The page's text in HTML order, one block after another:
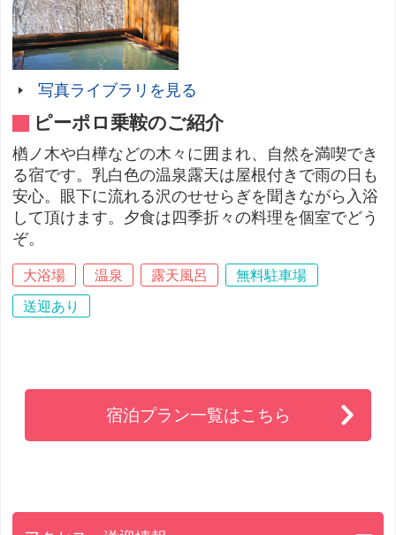
写真ライブラリを見る
ピーポロ乗鞍のご紹介
楢ノ木や白樺などの木々に囲まれ、自然を満喫でき
る宿です。乳白色の温泉露天は屋根付きで雨の日も
安心。眼下に流れる沢のせせらぎを聞きながら入浴
して頂けます。夕食は四季折々の料理を個室でどう
ぞ。
大浴場 温泉 露天風呂
無料駐車場
送迎あり
宿泊プラン一覧はこちら